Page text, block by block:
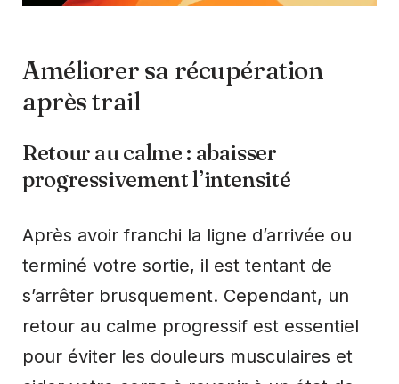
Améliorer sa récupération
après trail
Retour au calme : abaisser
progressivement l’intensité
Après avoir franchi la ligne d’arrivée ou
terminé votre sortie, il est tentant de
s’arrêter brusquement. Cependant, un
retour au calme progressif est essentiel
pour éviter les douleurs musculaires et